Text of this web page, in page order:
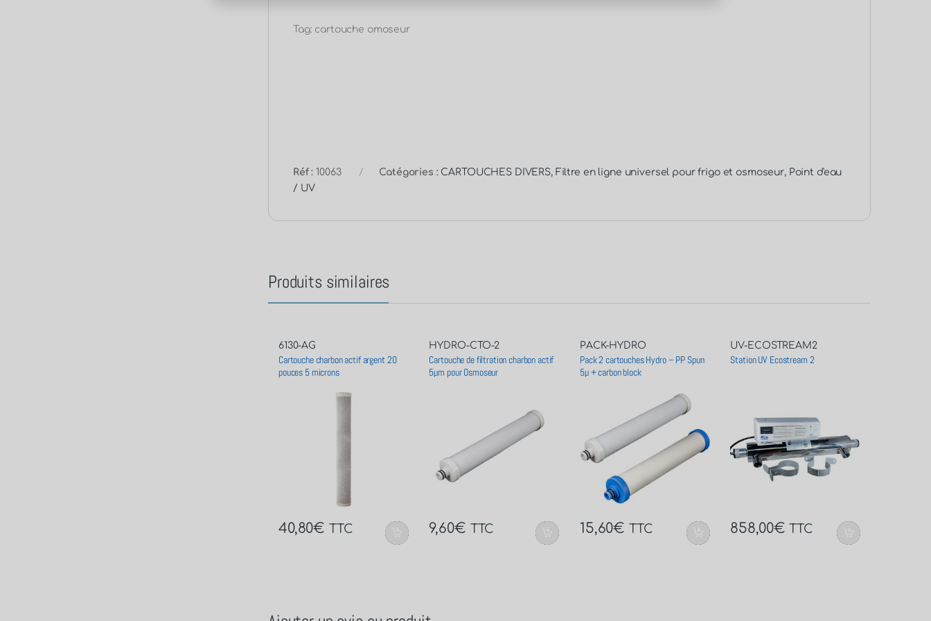
Tag: cartouche omoseur
Réf :10063 Catégories : CARTOUCHES DIVERS, Filtre en ligne universel pour frigo et osmoseur, Point d'eau
/ UV
Produits similaires
6130-AG
Cartouche charbon actif argent 20
pouces 5 microns
40,80€ TTC
HYDRO-CTO-2
Cartouche de filtration charbon actif
5µm pour Osmoseur
9,60€ TTC
PACK-HYDRO
Pack 2 cartouches Hydro – PP Spun
5µ + carbon block
15,60€ TTC
UV-ECOSTREAM2
Station UV Ecostream 2
858,00€ TTC